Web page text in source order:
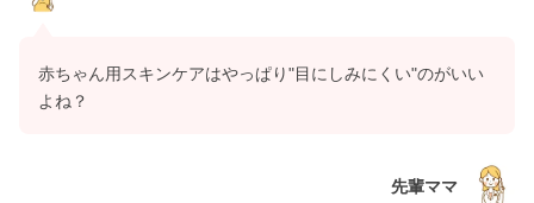
赤ちゃん用スキンケアはやっぱり"目にしみにくい"のがいい
よね？
先輩ママ